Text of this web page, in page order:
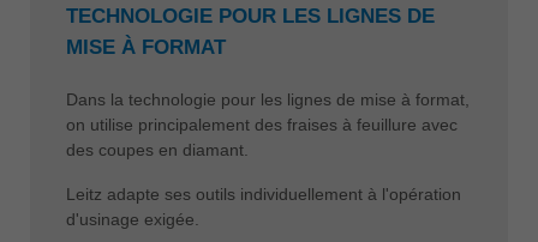
TECHNOLOGIE POUR LES LIGNES DE
MISE À FORMAT
Dans la technologie pour les lignes de mise à format,
on utilise principalement des fraises à feuillure avec
des coupes en diamant.
Leitz adapte ses outils individuellement à l'opération
d'usinage exigée.